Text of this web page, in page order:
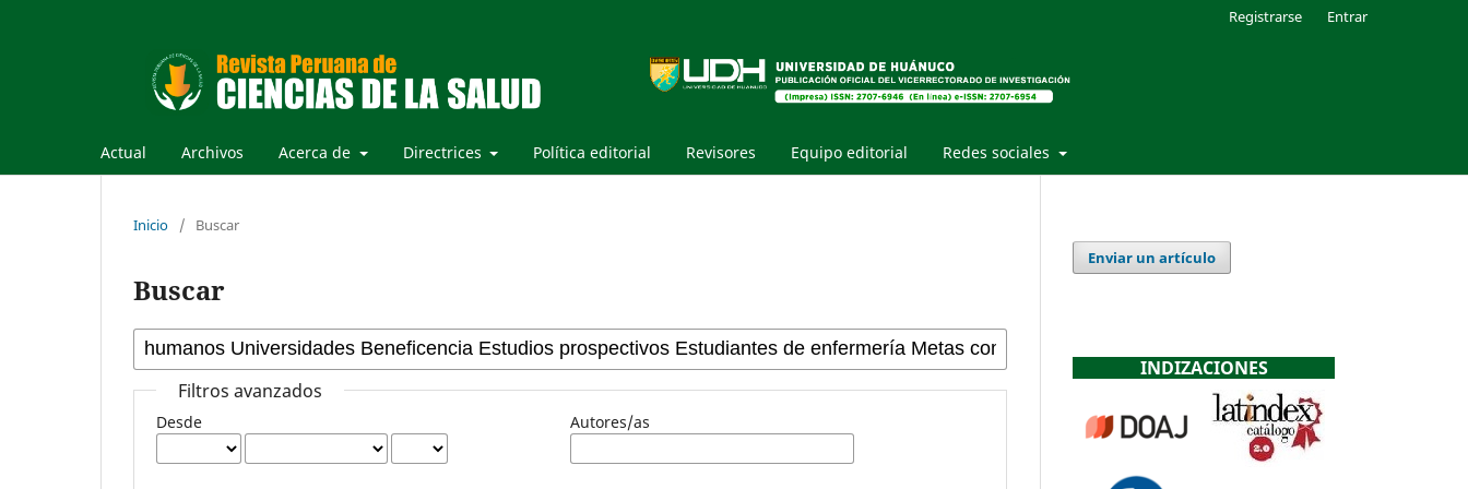
Actual Archivos Acerca de Directrices Política editorial Revisores Equipo editorial Redes sociales
Registrarse Entrar
Inicio / Buscar
Buscar
Filtros avanzados
Desde Autores/as
Enviar un artículo
INDIZACIONES